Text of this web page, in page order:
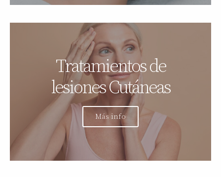
Tratamientos de
lesiones Cutáneas
Más info